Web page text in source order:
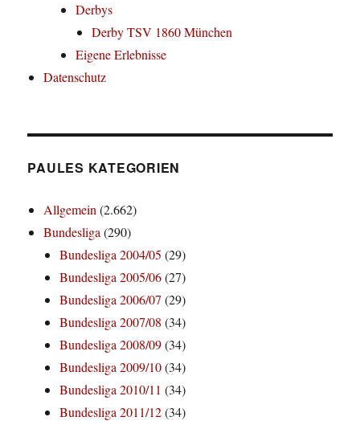
Derbys
Derby TSV 1860 München
Eigene Erlebnisse
Datenschutz
PAULES KATEGORIEN
Allgemein(2.662)
Bundesliga(290)
Bundesliga 2004/05 (29)
Bundesliga 2005/06(27)
Bundesliga 2006/07 (29)
Bundesliga 2007/08 (34)
Bundesliga 2008/09(34)
Bundesliga 2009/10(34)
Bundesliga 2010/11 (34)
Bundesliga 2011/12(34)